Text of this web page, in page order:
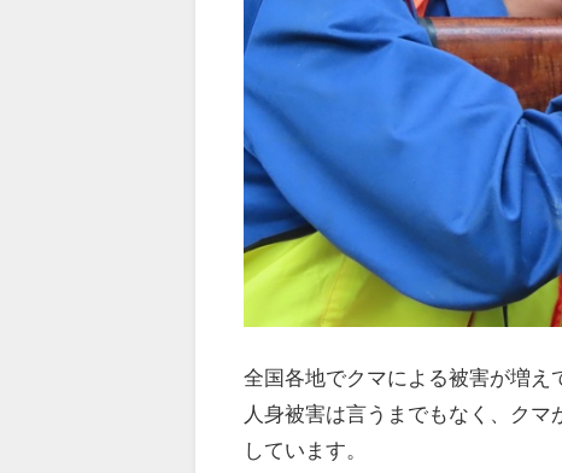
全国各地でクマによる被害が増え
人身被害は言うまでもなく、ク
しています。